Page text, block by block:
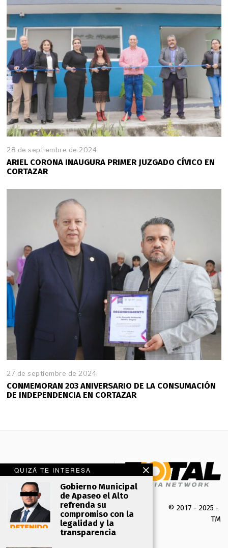
QUIZÁ TE INTERESA
Gobierno Municipal
de Apaseo el Alto
refrenda su
compromiso con la
legalidad y la
transparencia
28 de septiembre de 2024
ARIEL CORONA INAUGURA PRIMER JUZGADO CÍVICO EN
CORTAZAR
27 de septiembre de 2024
CONMEMORAN 203 ANIVERSARIO DE LA CONSUMACIÓN
DE INDEPENDENCIA EN CORTAZAR
© 2017 - 2025 -